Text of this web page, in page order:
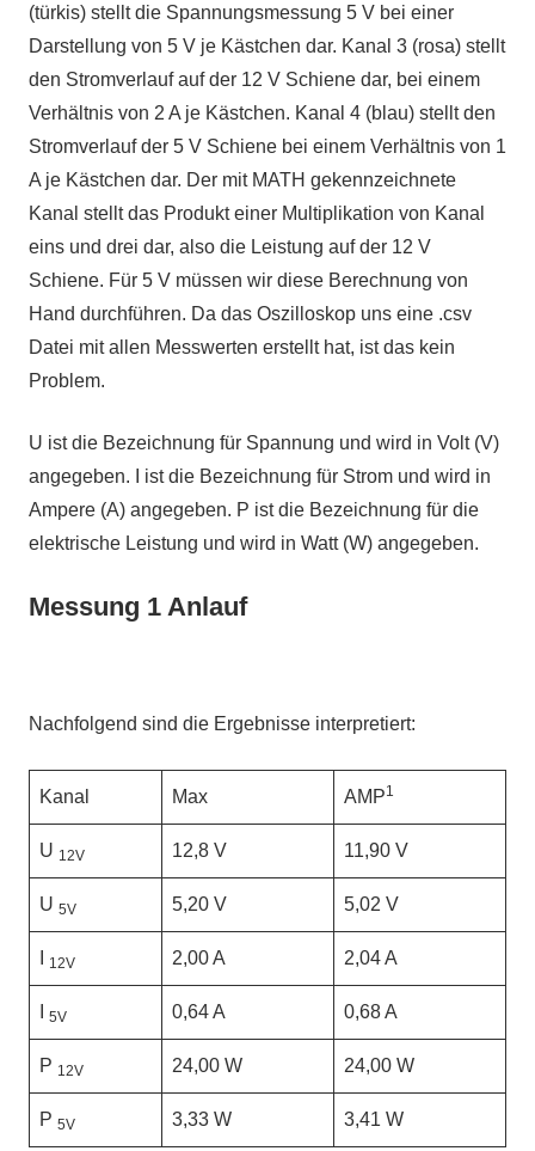
(türkis) stellt die Spannungsmessung 5 V bei einer
Darstellung von 5 V je Kästchen dar. Kanal 3 (rosa) stellt
den Stromverlauf auf der 12 V Schiene dar, bei einem
Verhältnis von 2 A je Kästchen. Kanal 4 (blau) stellt den
Stromverlauf der 5 V Schiene bei einem Verhältnis von 1
A je Kästchen dar. Der mit MATH gekennzeichnete
Kanal stellt das Produkt einer Multiplikation von Kanal
eins und drei dar, also die Leistung auf der 12 V
Schiene. Für 5 V müssen wir diese Berechnung von
Hand durchführen. Da das Oszilloskop uns eine .csv
Datei mit allen Messwerten erstellt hat, ist das kein
Problem.
U ist die Bezeichnung für Spannung und wird in Volt (V)
angegeben. I ist die Bezeichnung für Strom und wird in
Ampere (A) angegeben. P ist die Bezeichnung für die
elektrische Leistung und wird in Watt (W) angegeben.
Messung 1 Anlauf
Nachfolgend sind die Ergebnisse interpretiert:
Kanal Max AMP1
U 12V 12,8 V 11,90 V
U 5V 5,20 V 5,02 V
12V 2,00 A 2,04 A
5V 0,64 A 0,68 A
P 12V 24,00 W 24,00 W
P 5V 3,33 W 3,41 W